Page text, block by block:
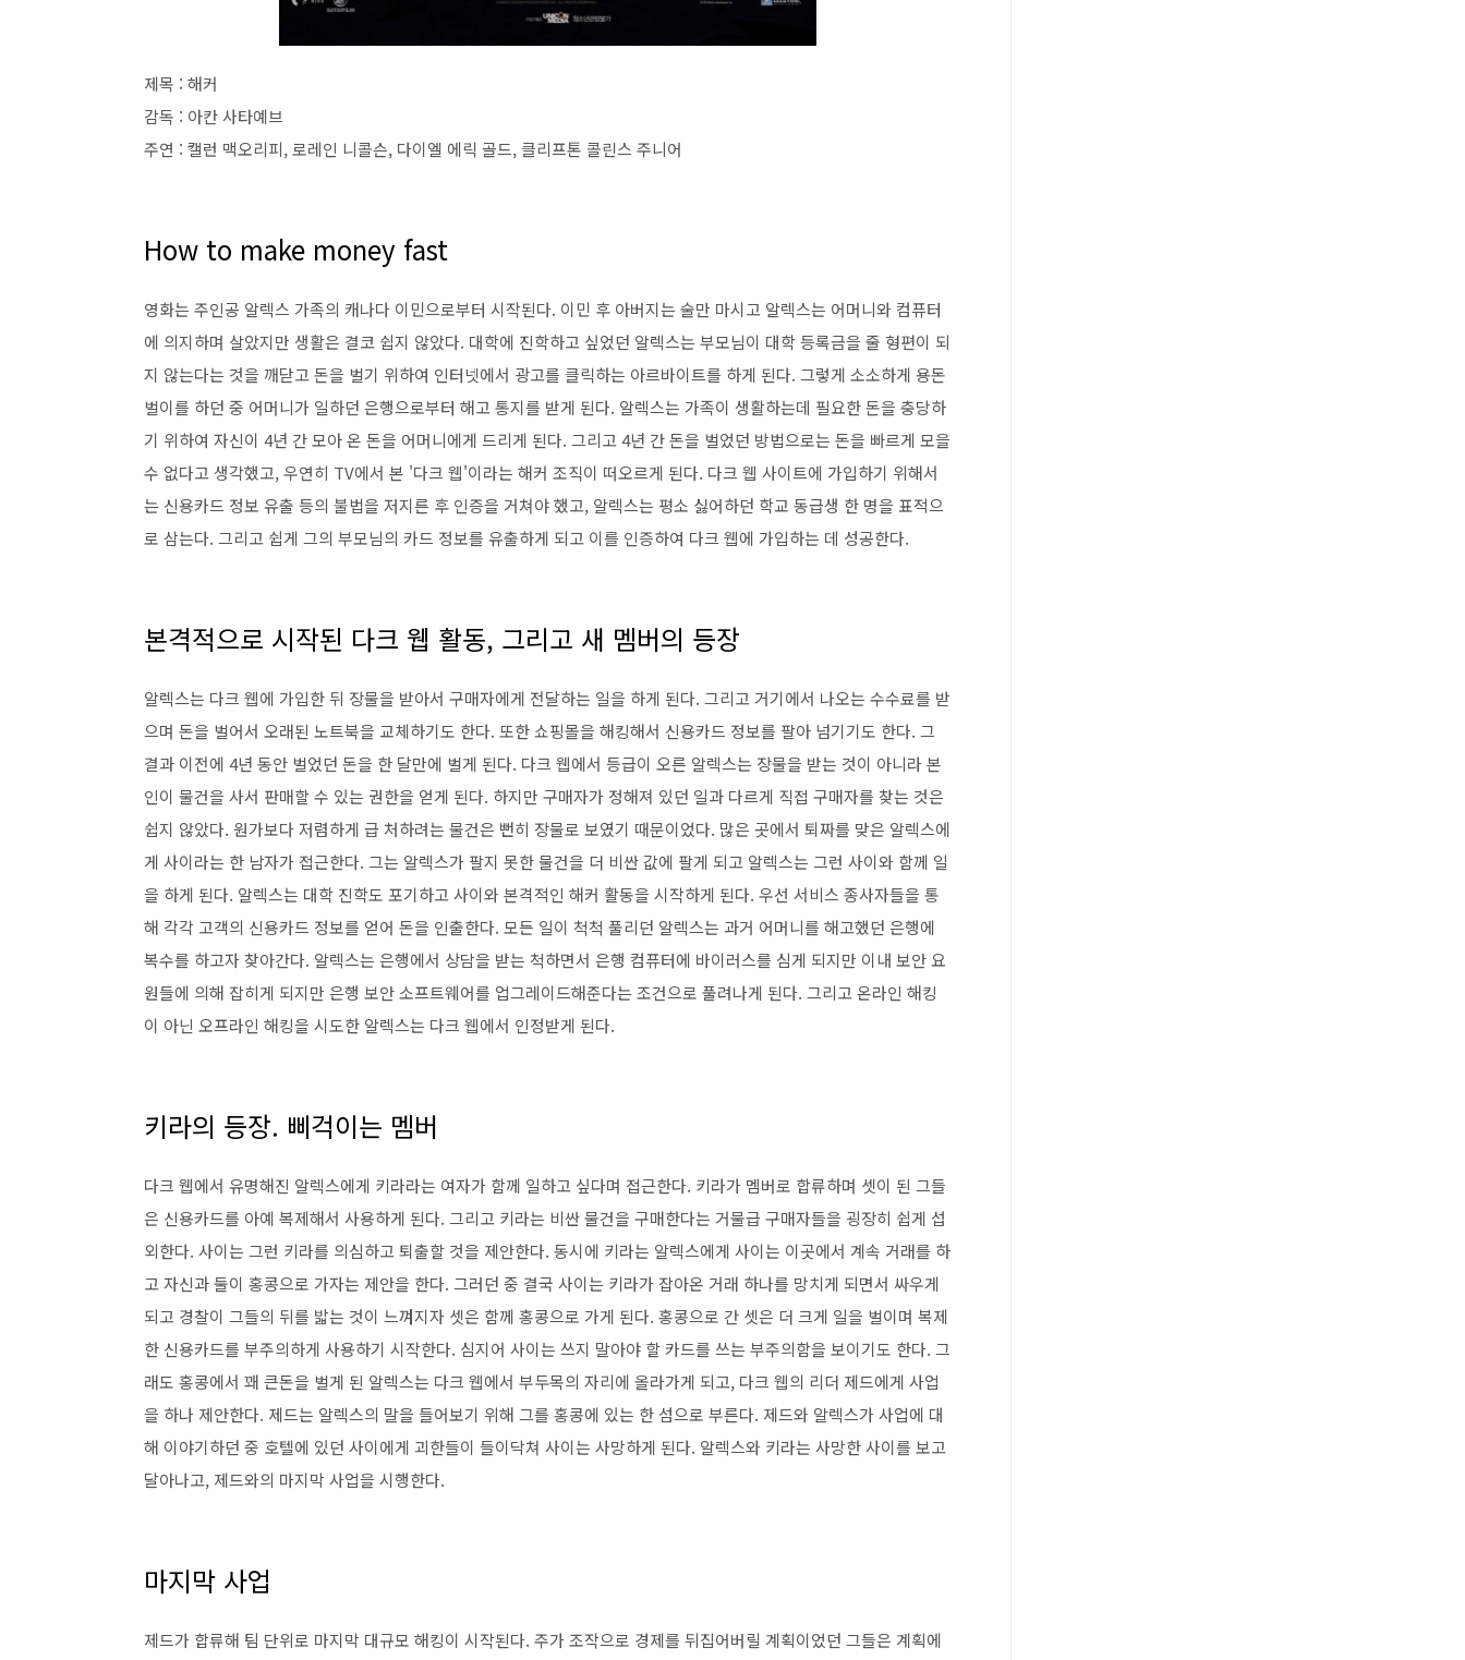
제목 : 해커
감독 : 아칸 사타예브
주연 : 캘런 맥오리피, 로레인 니콜슨, 다이엘 에릭 골드, 클리프톤 콜린스 주니어
How to make money fast
영화는 주인공 알렉스 가족의 캐나다 이민으로부터 시작된다. 이민 후 아버지는 술만 마시고 알렉스는 어머니와 컴퓨터
에 의지하며 살았지만 생활은 결코 쉽지 않았다. 대학에 진학하고 싶었던 알렉스는 부모님이 대학 등록금을 줄 형편이 되
지 않는다는 것을 깨닫고 돈을 벌기 위하여 인터넷에서 광고를 클릭하는 아르바이트를 하게 된다. 그렇게 소소하게 용돈
벌이를 하던 중 어머니가 일하던 은행으로부터 해고 통지를 받게 된다. 알렉스는 가족이 생활하는데 필요한 돈을 충당하
기 위하여 자신이 4년 간 모아 온 돈을 어머니에게 드리게 된다. 그리고 4년 간 돈을 벌었던 방법으로는 돈을 빠르게 모을
수 없다고 생각했고, 우연히 TV에서 본 '다크 웹'이라는 해커 조직이 떠오르게 된다. 다크 웹 사이트에 가입하기 위해서
는 신용카드 정보 유출 등의 불법을 저지른 후 인증을 거쳐야 했고, 알렉스는 평소 싫어하던 학교 동급생 한 명을 표적으
로 삼는다. 그리고 쉽게 그의 부모님의 카드 정보를 유출하게 되고 이를 인증하여 다크 웹에 가입하는 데 성공한다.
본격적으로 시작된 다크 웹 활동, 그리고 새 멤버의 등장
알렉스는 다크 웹에 가입한 뒤 장물을 받아서 구매자에게 전달하는 일을 하게 된다. 그리고 거기에서 나오는 수수료를 받
으며 돈을 벌어서 오래된 노트북을 교체하기도 한다. 또한 쇼핑몰을 해킹해서 신용카드 정보를 팔아 넘기기도 한다. 그
결과 이전에 4년 동안 벌었던 돈을 한 달만에 벌게 된다. 다크 웹에서 등급이 오른 알렉스는 장물을 받는 것이 아니라 본
인이 물건을 사서 판매할 수 있는 권한을 얻게 된다. 하지만 구매자가 정해져 있던 일과 다르게 직접 구매자를 찾는 것은
쉽지 않았다. 원가보다 저렴하게 급 처하려는 물건은 뻔히 장물로 보였기 때문이었다. 많은 곳에서 퇴짜를 맞은 알렉스에
게 사이라는 한 남자가 접근한다. 그는 알렉스가 팔지 못한 물건을 더 비싼 값에 팔게 되고 알렉스는 그런 사이와 함께 일
을 하게 된다. 알렉스는 대학 진학도 포기하고 사이와 본격적인 해커 활동을 시작하게 된다. 우선 서비스 종사자들을 통
해 각각 고객의 신용카드 정보를 얻어 돈을 인출한다. 모든 일이 척척 풀리던 알렉스는 과거 어머니를 해고했던 은행에
복수를 하고자 찾아간다. 알렉스는 은행에서 상담을 받는 척하면서 은행 컴퓨터에 바이러스를 심게 되지만 이내 보안 요
원들에 의해 잡히게 되지만 은행 보안 소프트웨어를 업그레이드해준다는 조건으로 풀려나게 된다. 그리고 온라인 해킹
이 아닌 오프라인 해킹을 시도한 알렉스는 다크 웹에서 인정받게 된다.
키라의 등장. 삐걱이는 멤버
다크 웹에서 유명해진 알렉스에게 키라라는 여자가 함께 일하고 싶다며 접근한다. 키라가 멤버로 합류하며 셋이 된 그들
은 신용카드를 아예 복제해서 사용하게 된다. 그리고 키라는 비싼 물건을 구매한다는 거물급 구매자들을 굉장히 쉽게 섭
외한다. 사이는 그런 키라를 의심하고 퇴출할 것을 제안한다. 동시에 키라는 알렉스에게 사이는 이곳에서 계속 거래를 하
고 자신과 둘이 홍콩으로 가자는 제안을 한다. 그러던 중 결국 사이는 키라가 잡아온 거래 하나를 망치게 되면서 싸우게
되고 경찰이 그들의 뒤를 밟는 것이 느껴지자 셋은 함께 홍콩으로 가게 된다. 홍콩으로 간 셋은 더 크게 일을 벌이며 복제
한 신용카드를 부주의하게 사용하기 시작한다. 심지어 사이는 쓰지 말아야 할 카드를 쓰는 부주의함을 보이기도 한다. 그
래도 홍콩에서 꽤 큰돈을 벌게 된 알렉스는 다크 웹에서 부두목의 자리에 올라가게 되고, 다크 웹의 리더 제드에게 사업
을 하나 제안한다. 제드는 알렉스의 말을 들어보기 위해 그를 홍콩에 있는 한 섬으로 부른다. 제드와 알렉스가 사업에 대
해 이야기하던 중 호텔에 있던 사이에게 괴한들이 들이닥쳐 사이는 사망하게 된다. 알렉스와 키라는 사망한 사이를 보고
달아나고, 제드와의 마지막 사업을 시행한다.
마지막 사업
제드가 합류해 팀 단위로 마지막 대규모 해킹이 시작된다. 주가 조작으로 경제를 뒤집어버릴 계획이었던 그들은 계획에